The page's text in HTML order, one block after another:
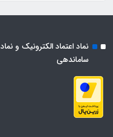
نماد اعتماد الکترونیک و نماد
ساماندهی